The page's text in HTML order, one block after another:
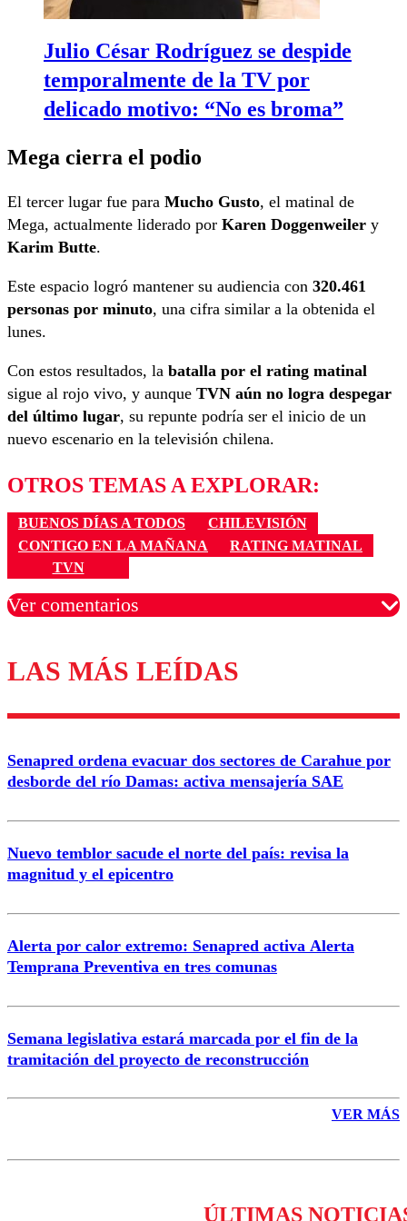
Julio César Rodríguez se despide
temporalmente de la TV por
delicado motivo: “No es broma”
Mega cierra el podio
El tercer lugar fue para Mucho Gusto, el matinal de
Mega, actualmente liderado por Karen Doggenweiler y
Karim Butte.
Este espacio logró mantener su audiencia con 320.461
personas por minuto, una cifra similar a la obtenida el
lunes.
Con estos resultados, la batalla por el rating matinal
sigue al rojo vivo, y aunque TVN aún no logra despegar
del último lugar, su repunte podría ser el inicio de un
nuevo escenario en la televisión chilena.
OTROS TEMAS A EXPLORAR:
BUENOS DÍAS A TODOS
CHILEVISIÓN
CONTIGO EN LA MAÑANA
RATING MATINAL
TVN
Ver comentarios
Los comentarios son moderados para garantizar un
diálogo respetuoso.
Correo
LAS MÁS LEÍDAS
Senapred ordena evacuar dos sectores de Carahue por
desborde del río Damas: activa mensajería SAE
Nuevo temblor sacude el norte del país: revisa la
magnitud y el epicentro
Alerta por calor extremo: Senapred activa Alerta
Temprana Preventiva en tres comunas
Semana legislativa estará marcada por el fin de la
tramitación del proyecto de reconstrucción
VER MÁS
ÚLTIMAS